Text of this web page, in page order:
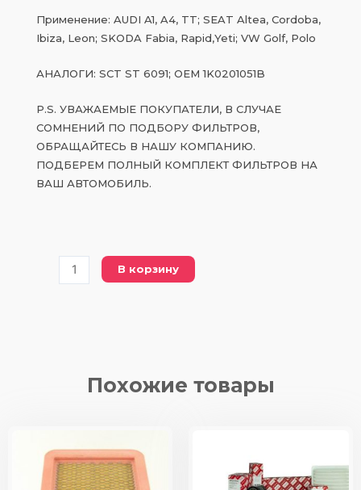
Применение: AUDI A1, A4, TT; SEAT Altea, Cordoba,
Ibiza, Leon; SKODA Fabia, Rapid,Yeti; VW Golf, Polo
АНАЛОГИ: SCT ST 6091; OEM 1K0201051B
P.S. УВАЖАЕМЫЕ ПОКУПАТЕЛИ, В СЛУЧАЕ
СОМНЕНИЙ ПО ПОДБОРУ ФИЛЬТРОВ,
ОБРАЩАЙТЕСЬ В НАШУ КОМПАНИЮ.
ПОДБЕРЕМ ПОЛНЫЙ КОМПЛЕКТ ФИЛЬТРОВ НА
ВАШ АВТОМОБИЛЬ.
Количество
товара
В корзину
Похожие товары